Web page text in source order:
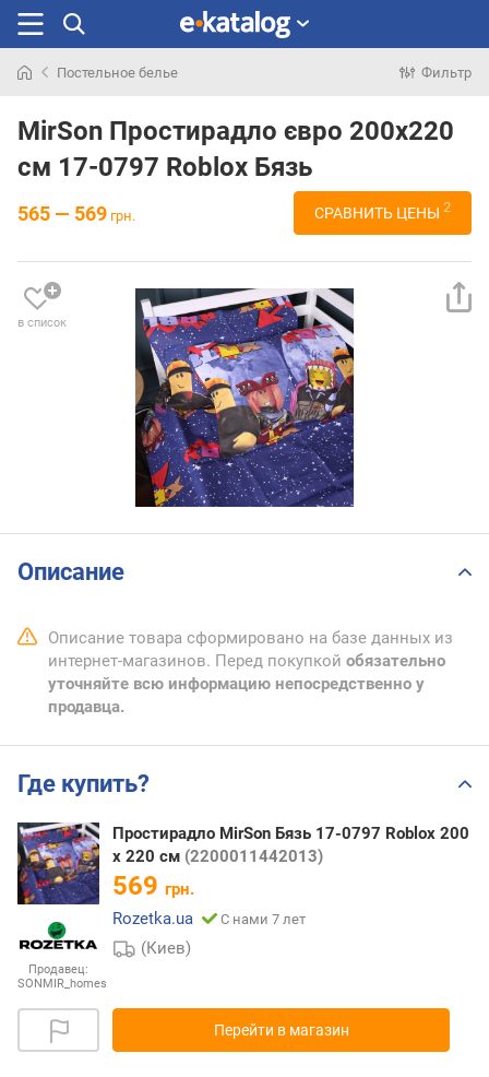
раньше
Постельное белье Фильтр
MirSon Простирадло євро 200x220
см 17-0797 Roblox Бязь
565 — 569 грн. СРАВНИТЬ ЦЕНЫ 2
в список
Описание
Описание товара сформировано на базе данных из
интернет-магазинов. Перед покупкой обязательно
уточняйте всю информацию непосредственно у
продавца.
Где купить?
Продавец:
SONMIR_homes
Простирадло MirSon Бязь 17-0797 Roblox 200
х 220 см (2200011442013)
569 грн.
Rozetka.ua
С нами 7 лет
(Киев)
Перейти в магазин